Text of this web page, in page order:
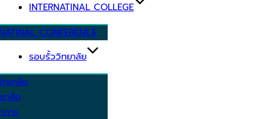
INTERNATINAL COLLEGE
CONFERENCE
รอบรั้ววิทยาลัย
ทยาลัย
าลัย
การ